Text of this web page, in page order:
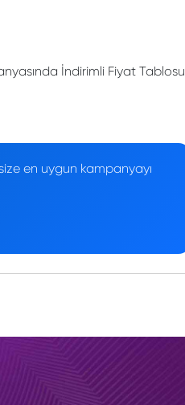
İndirimli Fiyat Tablosu
en uygun kampanyayı